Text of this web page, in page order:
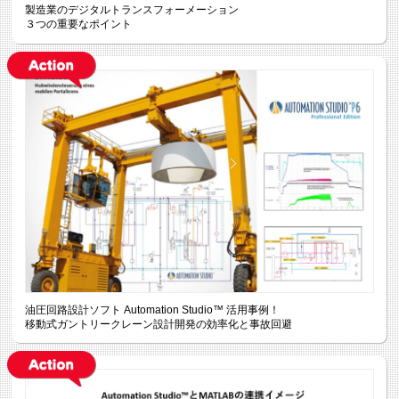
製造業のデジタルトランスフォーメーション
３つの重要なポイント
油圧回路設計ソフト Automation Studio™ 活用事例！
移動式ガントリークレーン設計開発の効率化と事故回避